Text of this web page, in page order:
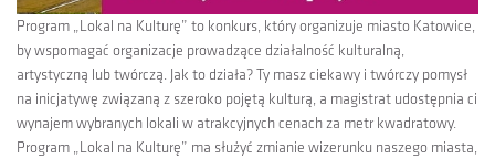
Program „Lokal na Kulturę” to konkurs, który organizuje miasto Katowice,
by wspomagać organizacje prowadzące działalność kulturalną,
artystyczną lub twórczą. Jak to działa? Ty masz ciekawy i twórczy pomysł
na inicjatywę związaną z szeroko pojętą kulturą, a magistrat udostępnia ci
wynajem wybranych lokali w atrakcyjnych cenach za metr kwadratowy.
Program „Lokal na Kulturę” ma służyć zmianie wizerunku naszego miasta,